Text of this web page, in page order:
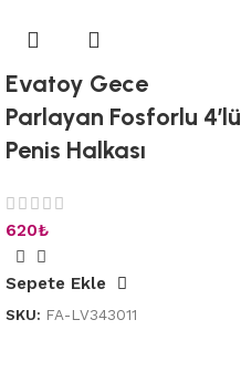
Evatoy Gece
Parlayan Fosforlu 4’lü
Penis Halkası
620₺
Sepete Ekle
SKU: FA-LV343011